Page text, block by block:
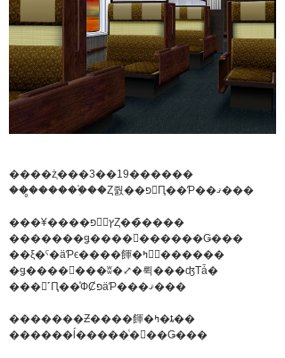
����ż֤���3��19������
���̻�����ֵ֡��Ȥ줤��פ򱿹Ԥ��Ƥ��ޤ���
���¥����פ򥳥󥻥ץȤ��⳰����
�������ǥ����󤷤������Ǥ���
��ξ�ˤ�äƤϵ����餫�ߤ򥤥᡼������
�ǥ����󤷤���ʬ�⤢�뤽���ʤΤǡ�
���󸫤˹Ԥ��ͤФȻפäƤ���ޤ���
�������Ƶ����餫�ߤ�ȶ��
������ĺ�����ͭ�񤤻��Ǥ���